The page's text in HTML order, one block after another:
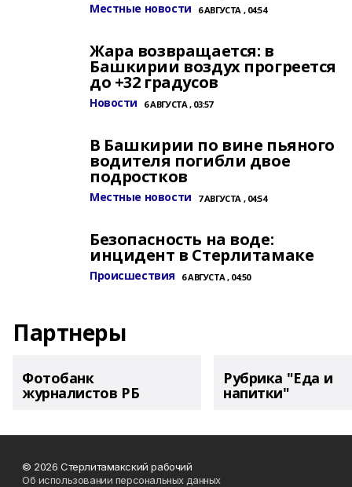
Местные новости 6 АВГУСТА , 04:54
Жара возвращается: в
Башкирии воздух прогреется
до +32 градусов
Новости 6 АВГУСТА , 03:57
В Башкирии по вине пьяного
водителя погибли двое
подростков
Местные новости 7 АВГУСТА , 04:54
Безопасность на воде:
инцидент в Стерлитамаке
Происшествия 6 АВГУСТА , 04:50
Партнеры
Фотобанк
журналистов РБ
Рубрика "Еда и
напитки"
© 2026 Стерлитамакский рабочий
Об использовании персональных данных